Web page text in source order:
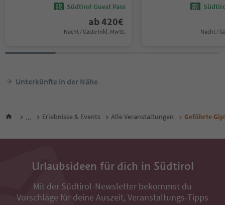
Südtirol Guest Pass
ab420€
Nacht / Gäste Inkl. MwSt. Nacht /
Unterkünfte in der Nähe
... Erlebnisse & Events Alle Veranstaltungen Geführte
Urlaubsideen für dich in Südtirol
Mit der Südtirol-Newsletter bekommst du
Vorschläge für deine Auszeit, Veranstaltungs-Tipps